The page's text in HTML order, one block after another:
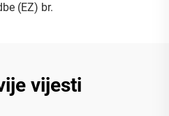
(EZ) br.
vijesti